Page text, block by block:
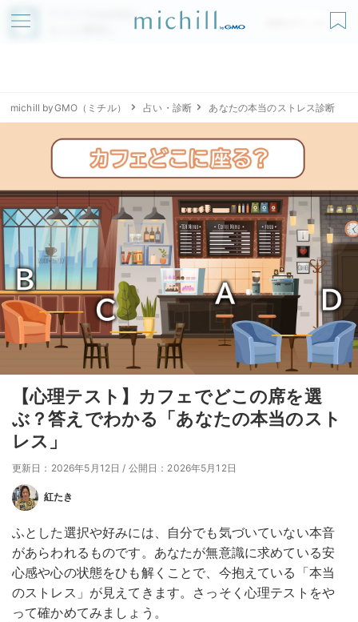
アプリでmichillが
無料ダウンロード
michill byGMO（ミチル） 占い・診断 あなたの本当のストレス診断
【心理テスト】カフェでどこの席を選
ぶ？答えでわかる「あなたの本当のスト
レス」
更新日：2026年5月12日 / 公開日：2026年5月12日
紅たき
ふとした選択や好みには、自分でも気づいていない本音
があらわれるものです。あなたが無意識に求めている安
心感や心の状態をひも解くことで、今抱えている「本当
のストレス」が見えてきます。さっそく心理テストをや
って確かめてみましょう。